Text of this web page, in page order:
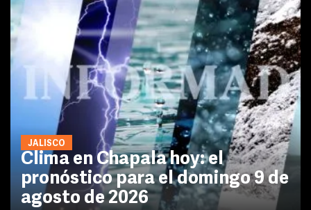
JALISCO
Clima en Chapala hoy: el
pronóstico para el domingo 9 de
agosto de 2026